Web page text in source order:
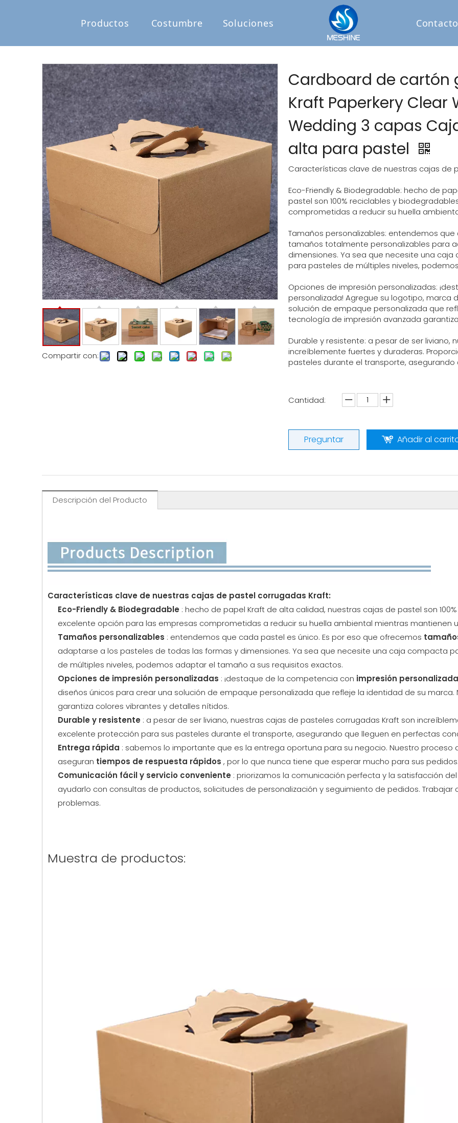
Productos Costumbre Soluciones Contacto
Compartir con:
Cardboard de cartón
Kraft Paperkery Clear
Wedding 3 capas
alta para pastel
Características clave de nuestras cajas de
Eco-Friendly & Biodegradable: hecho de
pastel son 100% reciclables y
comprometidas a reducir su huella
Tamaños personalizables: entendemos
tamaños totalmente personalizables para
dimensiones. Ya sea que necesite una
para pasteles de múltiples niveles,
Opciones de impresión personalizadas:
personalizada! Agregue su logotipo, marca
solución de empaque personalizada que
tecnología de impresión avanzada
Durable y resistente: a pesar de ser liviano,
increíblemente fuertes y duraderas.
pasteles durante el transporte,
Cantidad:
Preguntar Añadir al
Descripción del Producto
Características clave de nuestras cajas de pastel corrugadas Kraft:
Eco-Friendly & Biodegradable : hecho de papel Kraft de alta calidad, nuestras cajas de pastel son
excelente opción para las empresas comprometidas a reducir su huella ambiental mientras mantienen
Tamaños personalizables : entendemos que cada pastel es único. Es por eso que ofrecemos
adaptarse a los pasteles de todas las formas y dimensiones. Ya sea que necesite una caja compacta
de múltiples niveles, podemos adaptar el tamaño a sus requisitos exactos.
Opciones de impresión personalizadas : ¡destaque de la competencia con impresión personalizada
diseños únicos para crear una solución de empaque personalizada que refleje la identidad de su
garantiza colores vibrantes y detalles nítidos.
Durable y resistente : a pesar de ser liviano, nuestras cajas de pasteles corrugadas Kraft son
excelente protección para sus pasteles durante el transporte, asegurando que lleguen en perfectas
Entrega rápida : sabemos lo importante que es la entrega oportuna para su negocio. Nuestro
aseguran tiempos de respuesta rápidos , por lo que nunca tiene que esperar mucho para sus pedidos.
Comunicación fácil y servicio conveniente : priorizamos la comunicación perfecta y la satisfacción
ayudarlo con consultas de productos, solicitudes de personalización y seguimiento de pedidos. Trabajar
problemas.
Muestra de productos: